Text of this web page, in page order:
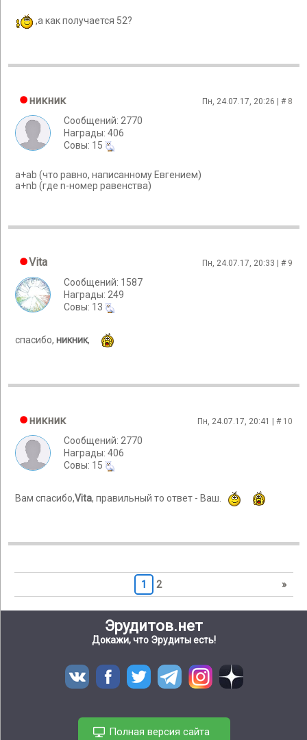
,а как получается 52?
никник Пн, 24.07.17, 20:26 | # 8
Сообщений: 2770
Награды: 406
Cовы: 15
a+ab (что равно, написанному Евгением)
a+nb (где n-номер равенства)
Vita Пн, 24.07.17, 20:33 | # 9
Сообщений: 1587
Награды: 249
Cовы: 13
спасибо, никник,
никник Пн, 24.07.17, 20:41 | # 10
Сообщений: 2770
Награды: 406
Cовы: 15
Вам спасибо,Vita, правильный то ответ - Ваш.
1 2 »
Эрудитов.нет
Докажи, что Эрудиты есть!
Полная версия сайта